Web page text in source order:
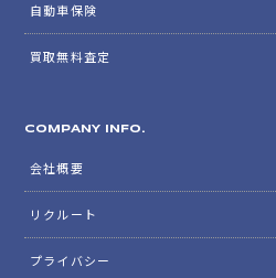
自動車保険
買取無料査定
COMPANY INFO.
会社概要
リクルート
プライバシー